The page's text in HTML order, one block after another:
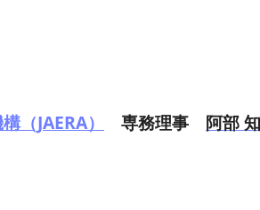
（JAERA） 専務理事 阿部 知